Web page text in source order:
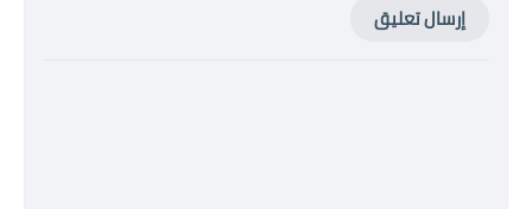
إرسال تعليق